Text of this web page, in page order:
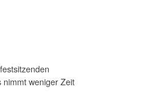
weniger Zeit